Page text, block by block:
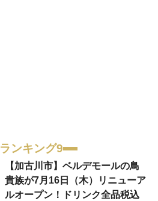
ランキング9
【加古川市】ベルデモールの鳥
貴族が7月16日（木）リニューア
ルオープン！ドリンク全品税込